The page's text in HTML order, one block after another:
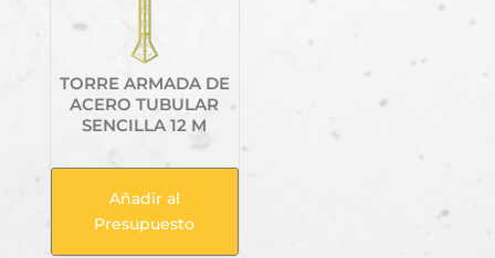
TORRE ARMADA DE
ACERO TUBULAR
SENCILLA 12 M
Añadir al
Presupuesto